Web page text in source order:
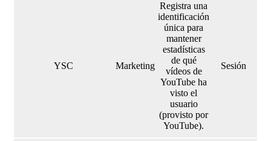
YSC Marketing
Registra una
identificación
única para
mantener
estadísticas
de qué
vídeos de
YouTube ha
visto el
usuario
(provisto por
YouTube).
Sesión